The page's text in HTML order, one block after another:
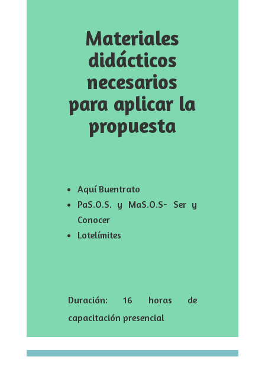
Materiales
didácticos
necesarios
para aplicar la
propuesta
Aquí Buentrato
PaS.O.S. y MaS.O.S- Ser y
Conocer
Lotelímites
Duración: 16 horas de
capacitación presencial